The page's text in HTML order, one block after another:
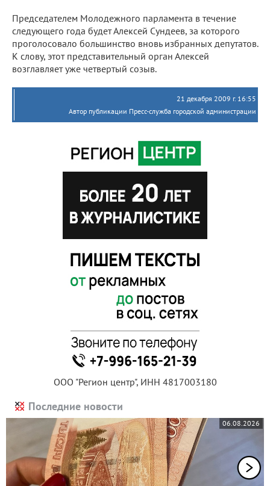
Председателем Молодежного парламента в течение
следующего года будет Алексей Сундеев, за которого
проголосовало большинство вновь избранных депутатов.
К слову, этот представительный орган Алексей
возглавляет уже четвертый созыв.
21 декабря 2009 г. 16:55
Автор публикации Пресс-служба городской администрации
ООО "Регион центр", ИНН 4817003180
Последние новости
06.08.2026